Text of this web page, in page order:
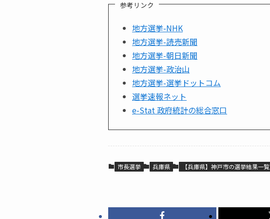
参考リンク
地方選挙-NHK
地方選挙-読売新聞
地方選挙-朝日新聞
地方選挙-政治山
地方選挙-選挙ドットコム
選挙速報ネット
e-Stat 政府統計の総合窓口
市長選挙 兵庫県 【兵庫県】神戸市の選挙結果一覧